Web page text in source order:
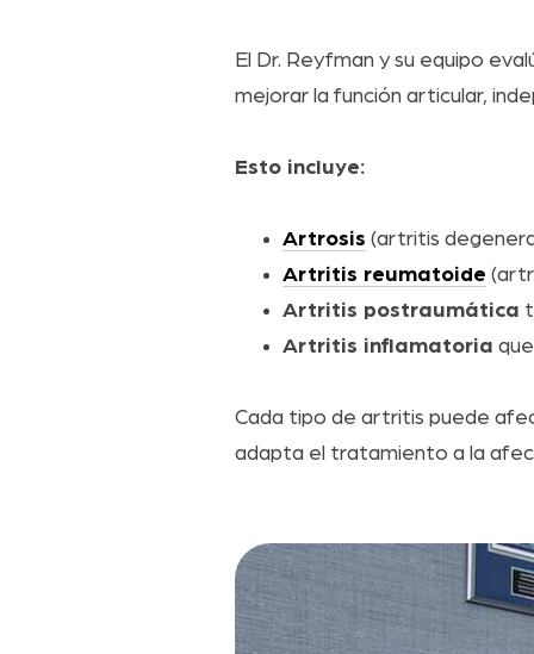
El Dr. Reyfman y su equipo
mejorar la función articular,
Esto incluye:
Artrosis (artritis
Artritis reumatoide
Artritis postraumática
Artritis inflamatoria
Cada tipo de artritis puede
adapta el tratamiento a la